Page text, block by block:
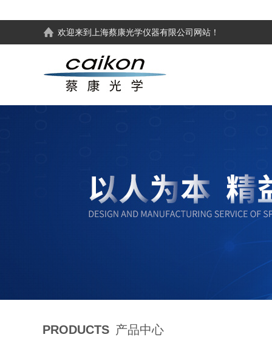
欢迎来到 上海蔡康光学仪器有限公司 网站！
PRODUCTS 产品中心